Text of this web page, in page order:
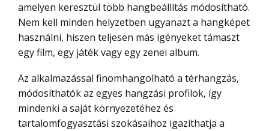
amelyen keresztül több hangbeállítás módosítható.
Nem kell minden helyzetben ugyanazt a hangképet
használni, hiszen teljesen más igényeket támaszt
egy film, egy játék vagy egy zenei album.
Az alkalmazással finomhangolható a térhangzás,
módosíthatók az egyes hangzási profilok, így
mindenki a saját környezetéhez és
tartalomfogyasztási szokásaihoz igazíthatja a